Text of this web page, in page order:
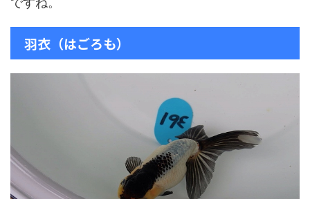
羽衣（はごろも）